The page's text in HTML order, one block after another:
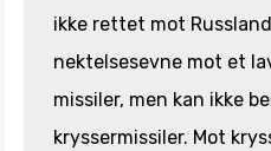
ikke rettet mot
nektelsesevne mot et
missiler, men kan ikke
kryssermissiler. Mot